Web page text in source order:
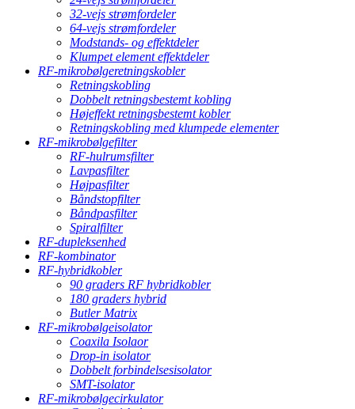
32-vejs strømfordeler
64-vejs strømfordeler
Modstands- og effektdeler
Klumpet element effektdeler
RF-mikrobølgeretningskobler
Retningskobling
Dobbelt retningsbestemt kobling
Højeffekt retningsbestemt kobler
Retningskobling med klumpede elementer
RF-mikrobølgefilter
RF-hulrumsfilter
Lavpasfilter
Højpasfilter
Båndstopfilter
Båndpasfilter
Spiralfilter
RF-dupleksenhed
RF-kombinator
RF-hybridkobler
90 graders RF hybridkobler
180 graders hybrid
Butler Matrix
RF-mikrobølgeisolator
Coaxila Isolaor
Drop-in isolator
Dobbelt forbindelsesisolator
SMT-isolator
RF-mikrobølgecirkulator